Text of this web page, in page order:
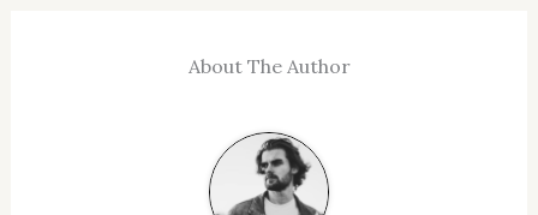
About The Author